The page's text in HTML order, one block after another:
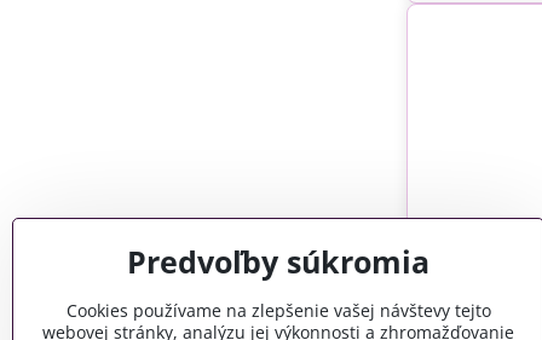
Predvoľby súkromia
Cookies používame na zlepšenie vašej návštevy tejto
webovej stránky, analýzu jej výkonnosti a zhromažďovanie